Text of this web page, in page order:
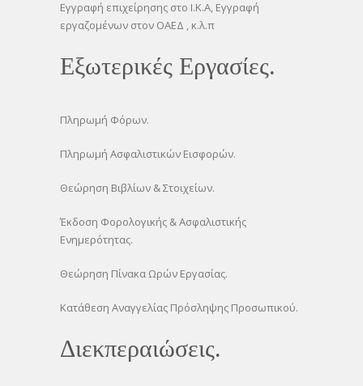
Εγγραφή επιχείρησης στο Ι.Κ.Α, Εγγραφή
εργαζομένων στον ΟΑΕΔ , κ.λ.π
Εξωτερικές Εργασίες.
Πληρωμή Φόρων.
Πληρωμή Ασφαλιστικών Εισφορών.
Θεώρηση Βιβλίων & Στοιχείων.
Έκδοση Φορολογικής & Ασφαλιστικής
Ενημερότητας.
Θεώρηση Πίνακα Ωρών Εργασίας.
Κατάθεση Αναγγελίας Πρόσληψης Προσωπικού.
Διεκπεραιώσεις.